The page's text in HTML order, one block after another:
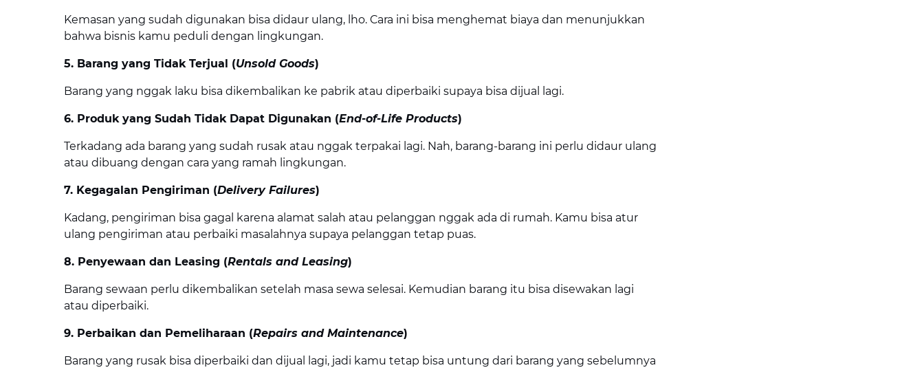
Kemasan yang sudah digunakan bisa didaur ulang, lho. Cara ini bisa menghemat biaya dan menunjukkan
bahwa bisnis kamu peduli dengan lingkungan.
5. Barang yang Tidak Terjual (Unsold Goods)
Barang yang nggak laku bisa dikembalikan ke pabrik atau diperbaiki supaya bisa dijual lagi.
6. Produk yang Sudah Tidak Dapat Digunakan (End-of-Life Products)
Terkadang ada barang yang sudah rusak atau nggak terpakai lagi. Nah, barang-barang ini perlu didaur ulang
atau dibuang dengan cara yang ramah lingkungan.
7. Kegagalan Pengiriman (Delivery Failures)
Kadang, pengiriman bisa gagal karena alamat salah atau pelanggan nggak ada di rumah. Kamu bisa atur
ulang pengiriman atau perbaiki masalahnya supaya pelanggan tetap puas.
8. Penyewaan dan Leasing (Rentals and Leasing)
Barang sewaan perlu dikembalikan setelah masa sewa selesai. Kemudian barang itu bisa disewakan lagi
atau diperbaiki.
9. Perbaikan dan Pemeliharaan (Repairs and Maintenance)
Barang yang rusak bisa diperbaiki dan dijual lagi, jadi kamu tetap bisa untung dari barang yang sebelumnya